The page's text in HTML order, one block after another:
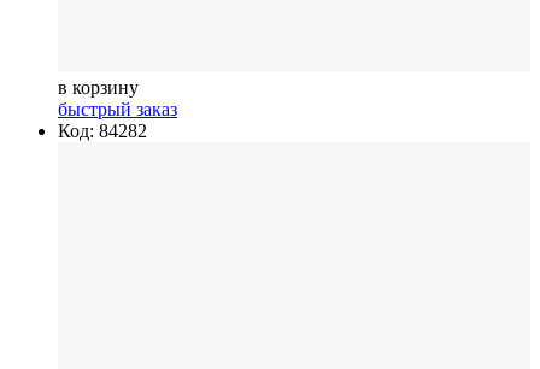
в корзину
быстрый заказ
Код: 84282